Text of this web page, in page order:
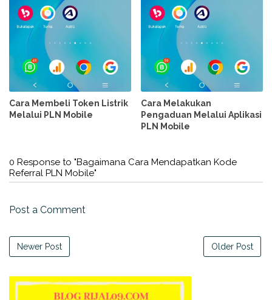
Cara Membeli Token Listrik
Melalui PLN Mobile
Cara Melakukan
Pengaduan Melalui Aplikasi
PLN Mobile
0 Response to "Bagaimana Cara Mendapatkan Kode
Referral PLN Mobile"
Post a Comment
Newer Post Older Post